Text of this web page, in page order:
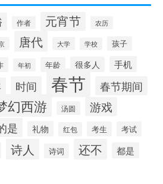
作者 元宵节 农历
唐代 大学 学校 孩子
年初 年龄 很多人 手机
时间 春节 春节期间
幻西游 汤圆 游戏
是 礼物 红包 考生 考试
诗人 诗词 还不 都是